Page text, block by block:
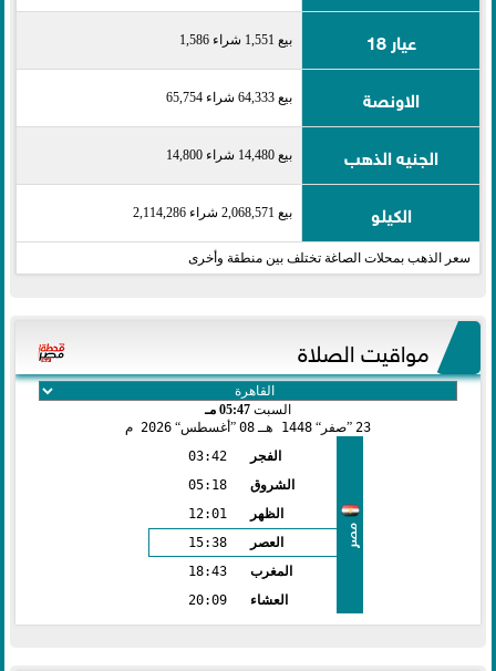
عيار 18 بيع 1,551 شراء 1,586
الاونصة بيع 64,333 شراء 65,754
الجنيه الذهب بيع 14,480 شراء 14,800
الكيلو بيع 2,068,571 شراء 2,114,286
سعر الذهب بمحلات الصاغة تختلف بين منطقة وأخرى
مواقيت الصلاة
السبت 05:47 مـ
23 صفر 1448 هـ 08 أغسطس 2026 م
مصر
الفجر
03:42
الشروق
05:18
الظهر
12:01
العصر
15:38
المغرب
18:43
العشاء
20:09